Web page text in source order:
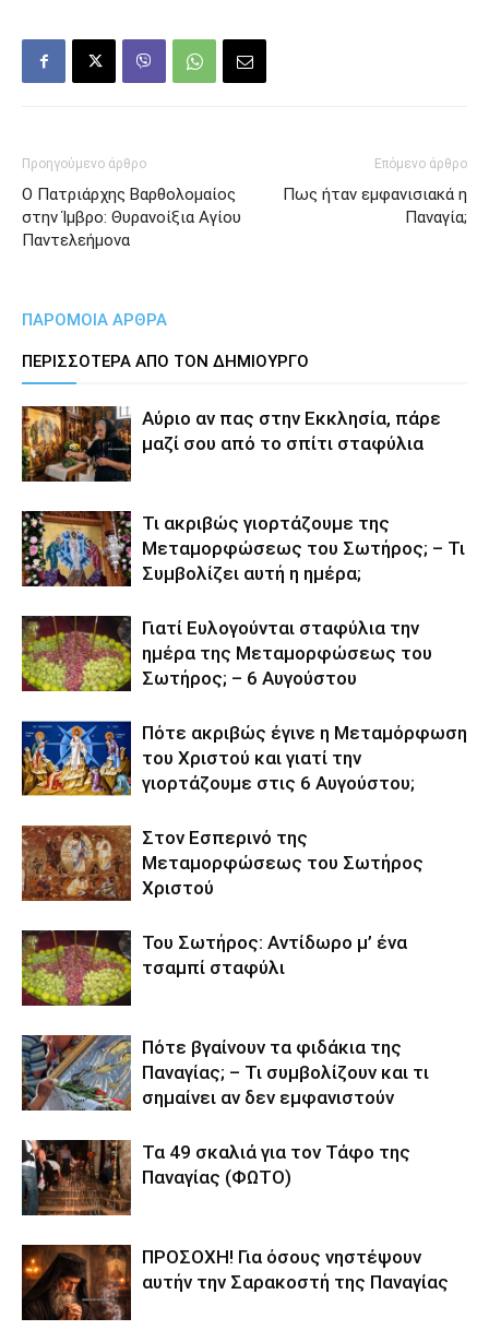
Προηγούμενο άρθρο
Ο Πατριάρχης Βαρθολομαίος
στην Ίμβρο: Θυρανοίξια Αγίου
Παντελεήμονα
Επόμενο άρθρο
Πως ήταν εμφανισιακά η
Παναγία;
ΠΑΡΟΜΟΙΑ ΑΡΘΡΑ
ΠΕΡΙΣΣΟΤΕΡΑ ΑΠΟ ΤΟΝ ΔΗΜΙΟΥΡΓΟ
Αύριο αν πας στην Εκκλησία, πάρε
μαζί σου από το σπίτι σταφύλια
Τι ακριβώς γιορτάζουμε της
Μεταμορφώσεως του Σωτήρος; – Τι
Συμβολίζει αυτή η ημέρα;
Γιατί Ευλογούνται σταφύλια την
ημέρα της Μεταμορφώσεως του
Σωτήρος; – 6 Αυγούστου
Πότε ακριβώς έγινε η Μεταμόρφωση
του Χριστού και γιατί την
γιορτάζουμε στις 6 Αυγούστου;
Στον Εσπερινό της
Μεταμορφώσεως του Σωτήρος
Χριστού
Του Σωτήρος: Αντίδωρο μ’ ένα
τσαμπί σταφύλι
Πότε βγαίνουν τα φιδάκια της
Παναγίας; – Τι συμβολίζουν και τι
σημαίνει αν δεν εμφανιστούν
Τα 49 σκαλιά για τον Τάφο της
Παναγίας (ΦΩΤΟ)
ΠΡΟΣΟΧΗ! Για όσους νηστέψουν
αυτήν την Σαρακοστή της Παναγίας